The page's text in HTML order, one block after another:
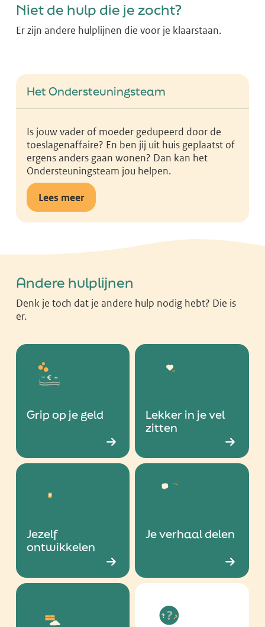
Niet de hulp die je zocht?
Er zijn andere hulplijnen die voor je klaarstaan.
Het Ondersteuningsteam
Is jouw vader of moeder gedupeerd door de
toeslagenaffaire? En ben jij uit huis geplaatst of
ergens anders gaan wonen? Dan kan het
Ondersteuningsteam jou helpen.
Lees meer
Andere hulplijnen
Denk je toch dat je andere hulp nodig hebt? Die is
er.
Grip op je geld
Lekker in je vel
zitten
Jezelf
ontwikkelen
Je verhaal delen